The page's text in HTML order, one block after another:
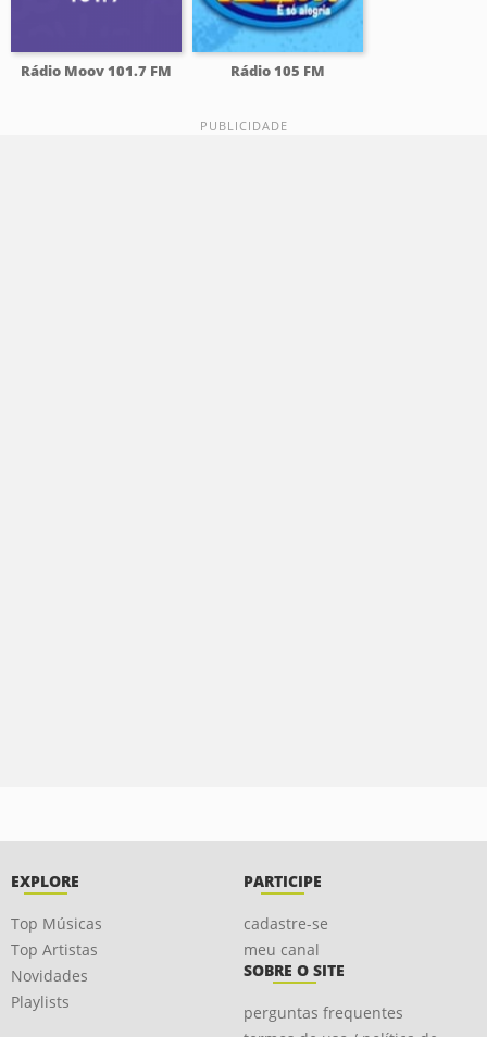
Rádio Moov 101.7 FM Rádio 105 FM
EXPLORE
Top Músicas
Top Artistas
Novidades
Playlists
PARTICIPE
cadastre-se
meu canal
SOBRE O SITE
perguntas frequentes